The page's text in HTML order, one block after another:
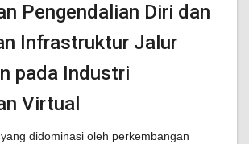
Pengendalian Diri dan
Infrastruktur Jalur
pada Industri
Virtual
didominasi oleh perkembangan